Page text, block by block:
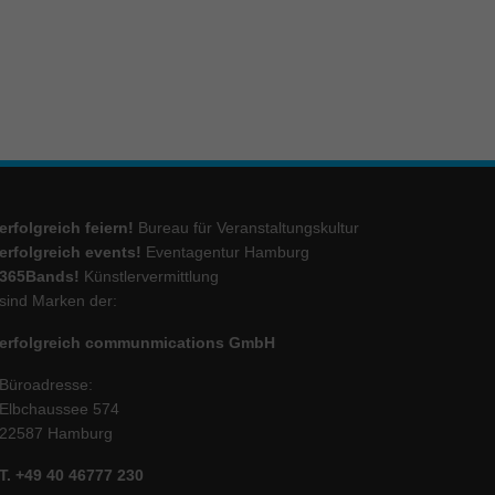
erfolgreich feiern! Bureau für Veranstaltungskultur
erfolgreich events! Eventagentur Hamburg
365Bands! Künstlervermittlung
sind Marken der:
erfolgreich communmications GmbH
Büroadresse:
Elbchaussee 574
22587 Hamburg
T. +49 40 46777 230
Externe Medien